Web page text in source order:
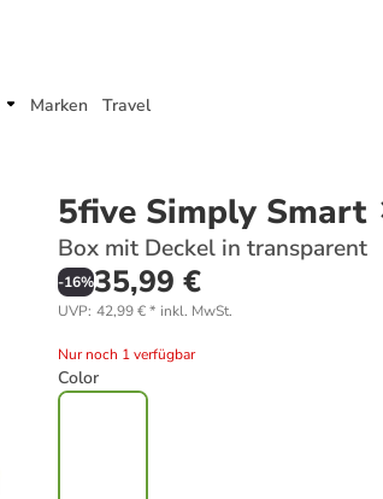
Marken Travel
5five Simply Smart
Box mit Deckel in transparent
-16%35,99 €
UVP: 42,99 €* inkl. MwSt.
Nur noch 1 verfügbar
Color